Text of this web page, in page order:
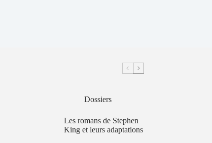
Dossiers
Les romans de Stephen
King et leurs adaptations